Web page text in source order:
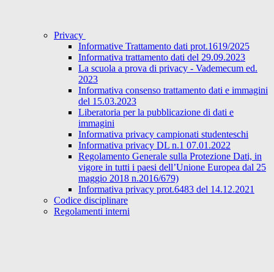
Privacy
Informative Trattamento dati prot.1619/2025
Informativa trattamento dati del 29.09.2023
La scuola a prova di privacy - Vademecum ed.
2023
Informativa consenso trattamento dati e immagini
del 15.03.2023
Liberatoria per la pubblicazione di dati e
immagini
Informativa privacy campionati studenteschi
Informativa privacy DL n.1 07.01.2022
Regolamento Generale sulla Protezione Dati, in
vigore in tutti i paesi dell’Unione Europea dal 25
maggio 2018 n.2016/679)
Informativa privacy prot.6483 del 14.12.2021
Codice disciplinare
Regolamenti interni